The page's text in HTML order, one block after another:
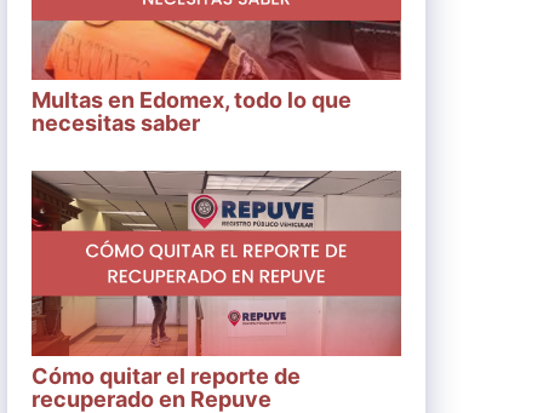
Multas en Edomex, todo lo que
necesitas saber
Cómo quitar el reporte de
recuperado en Repuve